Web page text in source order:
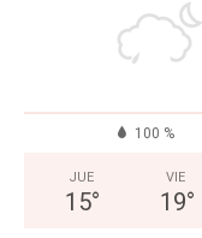
100 %
JUE
15°
VIE
19°